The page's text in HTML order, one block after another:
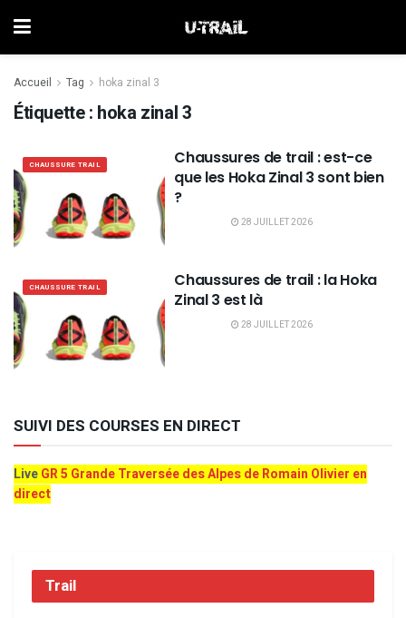
Accueil Tag hoka zinal 3
Étiquette : hoka zinal 3
CHAUSSURE TRAIL
Chaussures de trail : est-ce
que les Hoka Zinal 3 sont bien
?
28 JUILLET 2026
CHAUSSURE TRAIL
Chaussures de trail : la Hoka
Zinal 3 est là
28 JUILLET 2026
SUIVI DES COURSES EN DIRECT
LiveGR 5 Grande Traversée des Alpes de Romain Olivier en
direct
Trail